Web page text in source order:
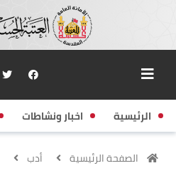
الرئيسية اخبار ونشاطات
الصفحة الرئيسية أدب